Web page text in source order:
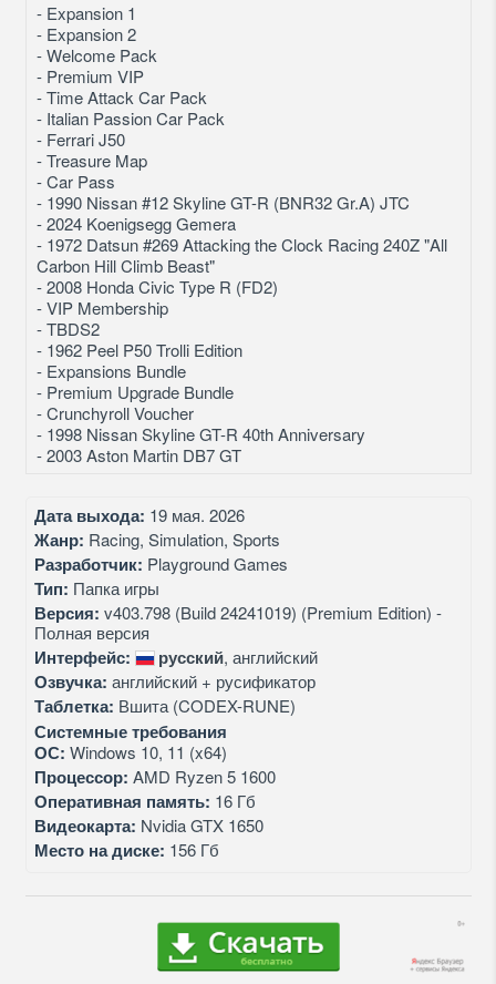
- Expansion 1
- Expansion 2
- Welcome Pack
- Premium VIP
- Time Attack Car Pack
- Italian Passion Car Pack
- Ferrari J50
- Treasure Map
- Car Pass
- 1990 Nissan #12 Skyline GT-R (BNR32 Gr.A) JTC
- 2024 Koenigsegg Gemera
- 1972 Datsun #269 Attacking the Clock Racing 240Z "All
Carbon Hill Climb Beast"
- 2008 Honda Civic Type R (FD2)
- VIP Membership
- TBDS2
- 1962 Peel P50 Trolli Edition
- Expansions Bundle
- Premium Upgrade Bundle
- Crunchyroll Voucher
- 1998 Nissan Skyline GT-R 40th Anniversary
- 2003 Aston Martin DB7 GT
Дата выхода: 19 мая. 2026
Жанр: Racing, Simulation, Sports
Разработчик: Playground Games
Тип: Папка игры
Версия: v403.798 (Build 24241019) (Premium Edition) -
Полная версия
Интерфейс: русский, английский
Озвучка: английский + русификатор
Таблетка: Вшита (CODEX-RUNE)
Системные требования
ОС: Windows 10, 11 (x64)
Процессор: AMD Ryzen 5 1600
Оперативная память: 16 Гб
Видеокарта: Nvidia GTX 1650
Место на диске: 156 Гб